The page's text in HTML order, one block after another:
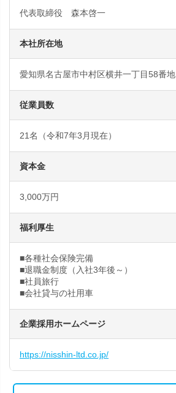
代表取締役 森本啓一
本社所在地
愛知県名古屋市中村区横井一丁目58番地
従業員数
21名（令和7年3月現在）
資本金
3,000万円
福利厚生
■各種社会保険完備
■退職金制度（入社3年後～）
■社員旅行
■会社貸与の社用車
企業採用ホームページ
https://nisshin-ltd.co.jp/